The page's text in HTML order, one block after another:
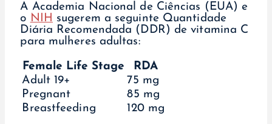
A Academia Nacional de Ciências (EUA) e
o NIH sugerem a seguinte Quantidade
Diária Recomendada (DDR) de vitamina C
para mulheres adultas:
Female Life Stage
RDA
Adult 19+
75 mg
Pregnant
85 mg
Breastfeeding
120 mg